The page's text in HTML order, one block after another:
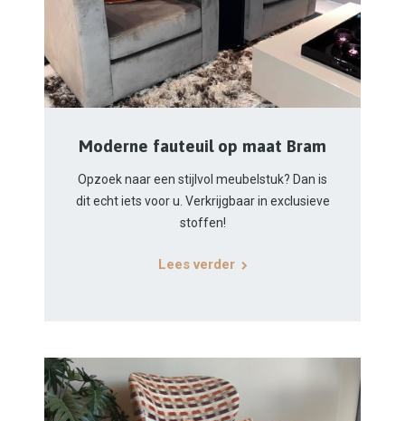
Moderne fauteuil op maat Bram
Opzoek naar een stijlvol meubelstuk? Dan is
dit echt iets voor u. Verkrijgbaar in exclusieve
stoffen!
Lees verder